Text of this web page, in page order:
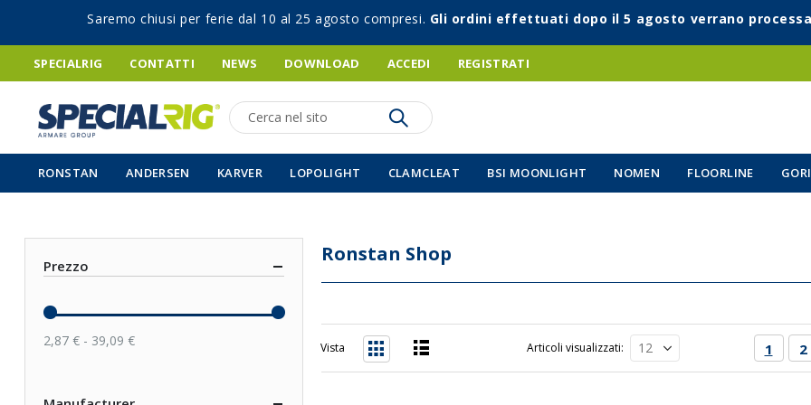
Saremo chiusi per ferie dal 10 al 25 agosto compresi. Gli ordini effettuati dopo il 5 agosto verrano
SPECIALRIG CONTATTI NEWS DOWNLOAD ACCEDI REGISTRATI
Ricerca
RONSTAN ANDERSEN KARVER LOPOLIGHT CLAMCLEAT BSI MOONLIGHT NOMEN FLOORLINE
Ronstan Shop
Pagina
1 2
Articoli visualizzati
Vista
Prezzo
2,87 € - 39,09 €